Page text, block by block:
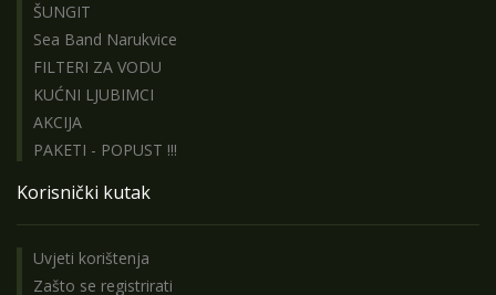
ŠUNGIT
Sea Band Narukvice
FILTERI ZA VODU
KUĆNI LJUBIMCI
AKCIJA
PAKETI - POPUST !!!
Korisnički kutak
Uvjeti korištenja
Zašto se registrirati